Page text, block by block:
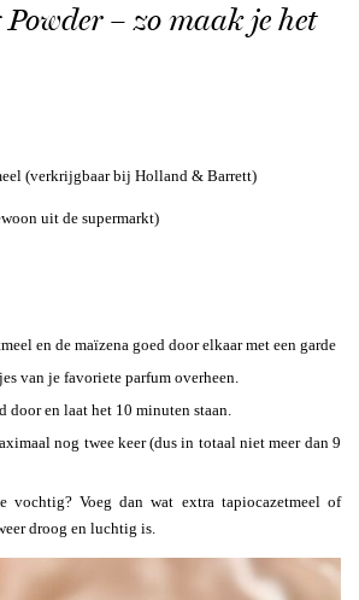
– zo maak je het
(verkrijgbaar bij Holland & Barrett)
uit de supermarkt)
en de maïzena goed door elkaar met een garde
van je favoriete parfum overheen.
door en laat het 10 minuten staan.
nog twee keer (dus in totaal niet meer dan 9
vochtig? Voeg dan wat extra tapiocazetmeel of
droog en luchtig is.